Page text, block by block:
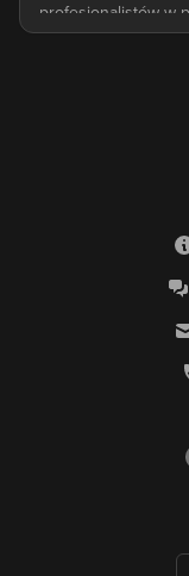
profesjonalistów w
mediach
opracowany,
wprowadza Cie w
Twoja publicznosc.
Elastyczna nauka
Kursy Premiere
popularnoscia,
potrzeb i tempa.
pelnoetatowym
koniecznosci
Ponadto, kursy